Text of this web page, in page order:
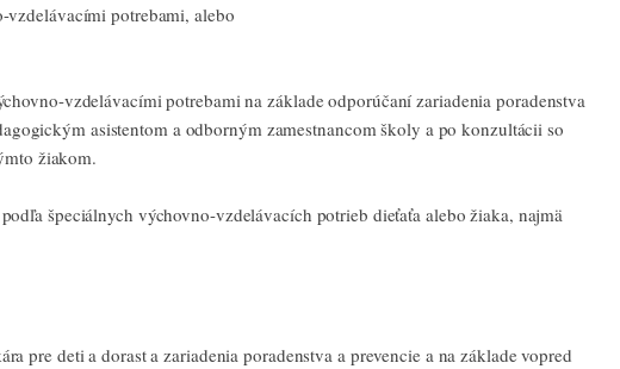
potrebami, alebo
vzdelávacími potrebami na základe odporúčaní zariadenia poradenstva
asistentom a odborným zamestnancom školy a po konzultácii so
žiakom.
špeciálnych výchovno-vzdelávacích potrieb dieťaťa alebo žiaka, najmä
pre deti a dorast a zariadenia poradenstva a prevencie a na základe vopred